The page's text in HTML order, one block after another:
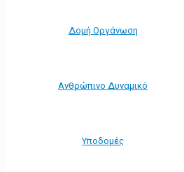
Δομή Οργάνωση
Ανθρώπινο Δυναμικό
Υποδομές